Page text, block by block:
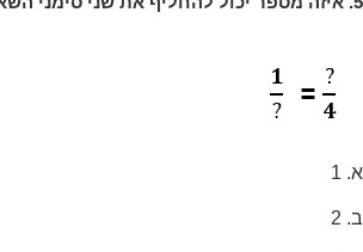
א. 1
ב. 2